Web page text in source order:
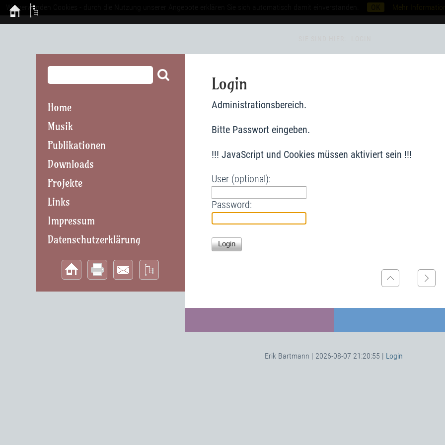
Login
Administrationsbereich.
Bitte Passwort eingeben.
!!! JavaScript und Cookies müssen aktiviert sein !!!
User (optional):
Password:
Home
Musik
Publikationen
Downloads
Projekte
Links
Impressum
Datenschutzerklärung
Erik Bartmann | 2026-08-07 21:20:55 | Login
Wir verwenden Cookies - durch die Nutzung unserer Angebote erklären Sie sich automatisch damit einverstanden. Mehr